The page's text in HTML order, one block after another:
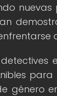
género